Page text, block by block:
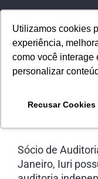
Utilizamos cookies
experiência,
como você interage
personalizar
Recusar Cookies
Iuri Conrado
Sócio de
Janeiro, Iuri